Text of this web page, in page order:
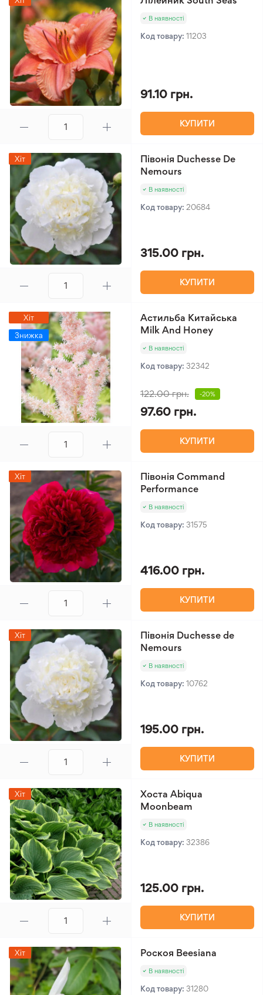
В наявності
Код товару: 11203
91.10 грн.
КУПИТИ
Хіт
Півонія Duchesse De
Nemours
В наявності
Код товару: 20684
315.00 грн.
КУПИТИ
Хіт
Знижка
Астильба Китайська
Milk And Honey
В наявності
Код товару: 32342
122.00 грн. -20%
97.60 грн.
КУПИТИ
Хіт
Півонія Command
Performance
В наявності
Код товару: 31575
416.00 грн.
КУПИТИ
Хіт
Півонія Duchesse de
Nemours
В наявності
Код товару: 10762
195.00 грн.
КУПИТИ
Хіт
Хоста Abiqua
Moonbeam
В наявності
Код товару: 32386
125.00 грн.
КУПИТИ
Хіт Роскоя Beesiana
В наявності
Код товару: 31280